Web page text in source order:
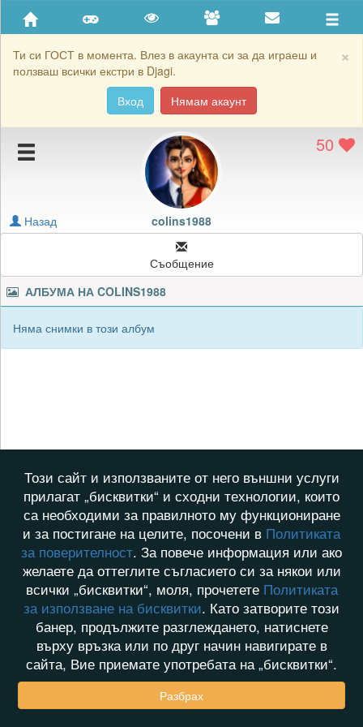
×
Ти си ГОСТ в момента. Влез в акаунта си за да играеш и
ползваш всички екстри в Djagi.
Вход
Нямам акаунт
Приятели
Хронология на игри
Подаръците на colins1988
Картичките на colins1988
Блокирай colins1988
50
colins1988
Назад
Съобщение
АЛБУМА НА COLINS1988
Няма снимки в този албум
Този сайт и използваните от него външни услуги
прилагат „бисквитки“ и сходни технологии, които
са необходими за правилното му функциониране
и за постигане на целите, посочени в Политиката
за поверителност. За повече информация или ако
желаете да оттеглите съгласието си за някои или
всички „бисквитки“, моля, прочетете Политиката
за използване на бисквитки. Като затворите този
банер, продължите разглеждането, натиснете
върху връзка или по друг начин навигирате в
сайта, Вие приемате употребата на „бисквитки“.
Разбрах